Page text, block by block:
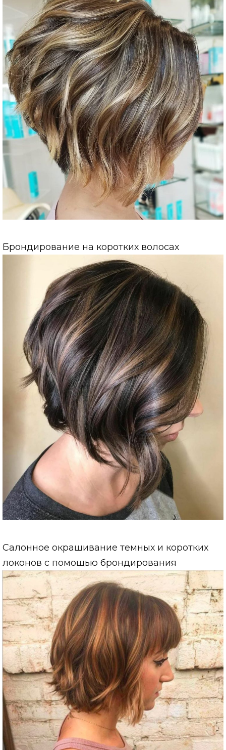
Брондирование на коротких волосах
Салонное окрашивание темных и коротких
локонов с помощью брондирования